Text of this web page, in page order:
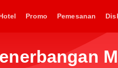
Promo Pemesanan